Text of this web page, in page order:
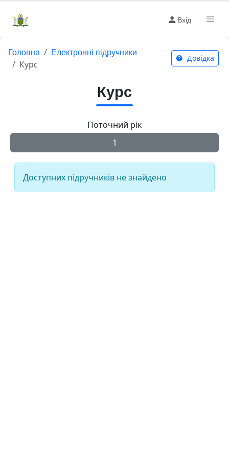
Вхід
Головна Електронні підручники
Курс
Довідка
Курс
Поточний рік
1
Доступних підручників не знайдено